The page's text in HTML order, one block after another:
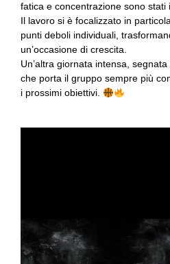
fatica e concentrazione sono stati
Il lavoro si è focalizzato in
punti deboli individuali,
un’occasione di crescita.
Un’altra giornata intensa,
che porta il gruppo sempre più
i prossimi obiettivi.